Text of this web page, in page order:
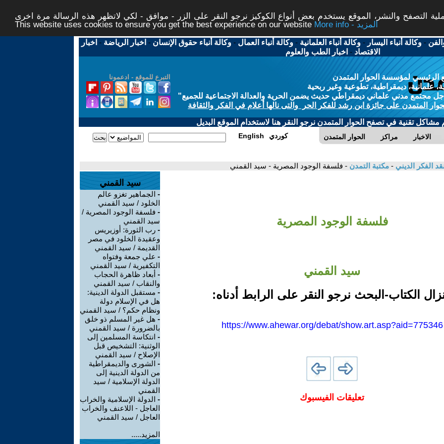
التصفح والنشر، الموقع يستخدم بعض أنواع الكوكيز نرجو النقر على الزر - موافق - لكي لاتظهر هذه الرسالة مرة اخرى -
This website uses cookies to ensure you get the best experience on our website
More info - المزيد
-وكالة أنباء اليسار -وكالة أنباء العلمانية -وكالة أنباء العمال -وكالة أنباء حقوق الإنسان - اخبار الرياضة - اخبار
الاقتصاد - اخبار الطب والعلوم
التبرع للموقع - ادعمونا
الرئيسي لمؤسسة الحوار المتمدن
علمانية، ديمقراطية، تطوعية وغير ربحية
مجتمع مدني علماني ديمقراطي حديث يضمن الحرية والعدالة الاجتماعية للجميع"
المتمدن على جائزة ابن رشد للفكر الحر والتى نالها أعلام في الفكر والثقافة
مشاكل تقنية في تصفح الحوار المتمدن نرجو النقر هنا لاستخدام الموقع البديل
الحوار المتمدن مراكز الاخبار English كوردي
الفكر الديني - مكتبة التمدن - فلسفة الوجود المصرية - سيد القمني
فلسفة الوجود المصرية
سيد القمني
الكتاب-البحث نرجو النقر على الرابط أدناه:
https://www.ahewar.org/debat/show.art.asp?aid=775346
تعليقات الفيسبوك
سيد القمني
- الجماهير تغزو عالم
الخلود / سيد القمني
- فلسفة الوجود المصرية /
سيد القمني
- رب الثورة: أوزيريس
وعقيدة الخلود في مصر
القديمة / سيد القمني
- علي جمعة وفتواه
التكفيرية / سيد القمني
- أبعاد ظاهرة الحجاب
والنقاب / سيد القمني
- مستقبل الدولة الدينية:
هل في الإسلام دولة
ونظام حكم؟ / سيد القمني
- هل غير المسلم ذو خلق
بالضرورة / سيد القمني
- انتكاسة المسلمين إلى
الوثنية: التشخيص قبل
الإصلاح / سيد القمني
- الشورى والديمقراطية
من الدولة الدينية إلى
الدولة الإسلامية / سيد
القمني
- الدولة الإسلامية والخراب
العاجل - اللاعنف والخراب
العاجل / سيد القمني
المزيد.....